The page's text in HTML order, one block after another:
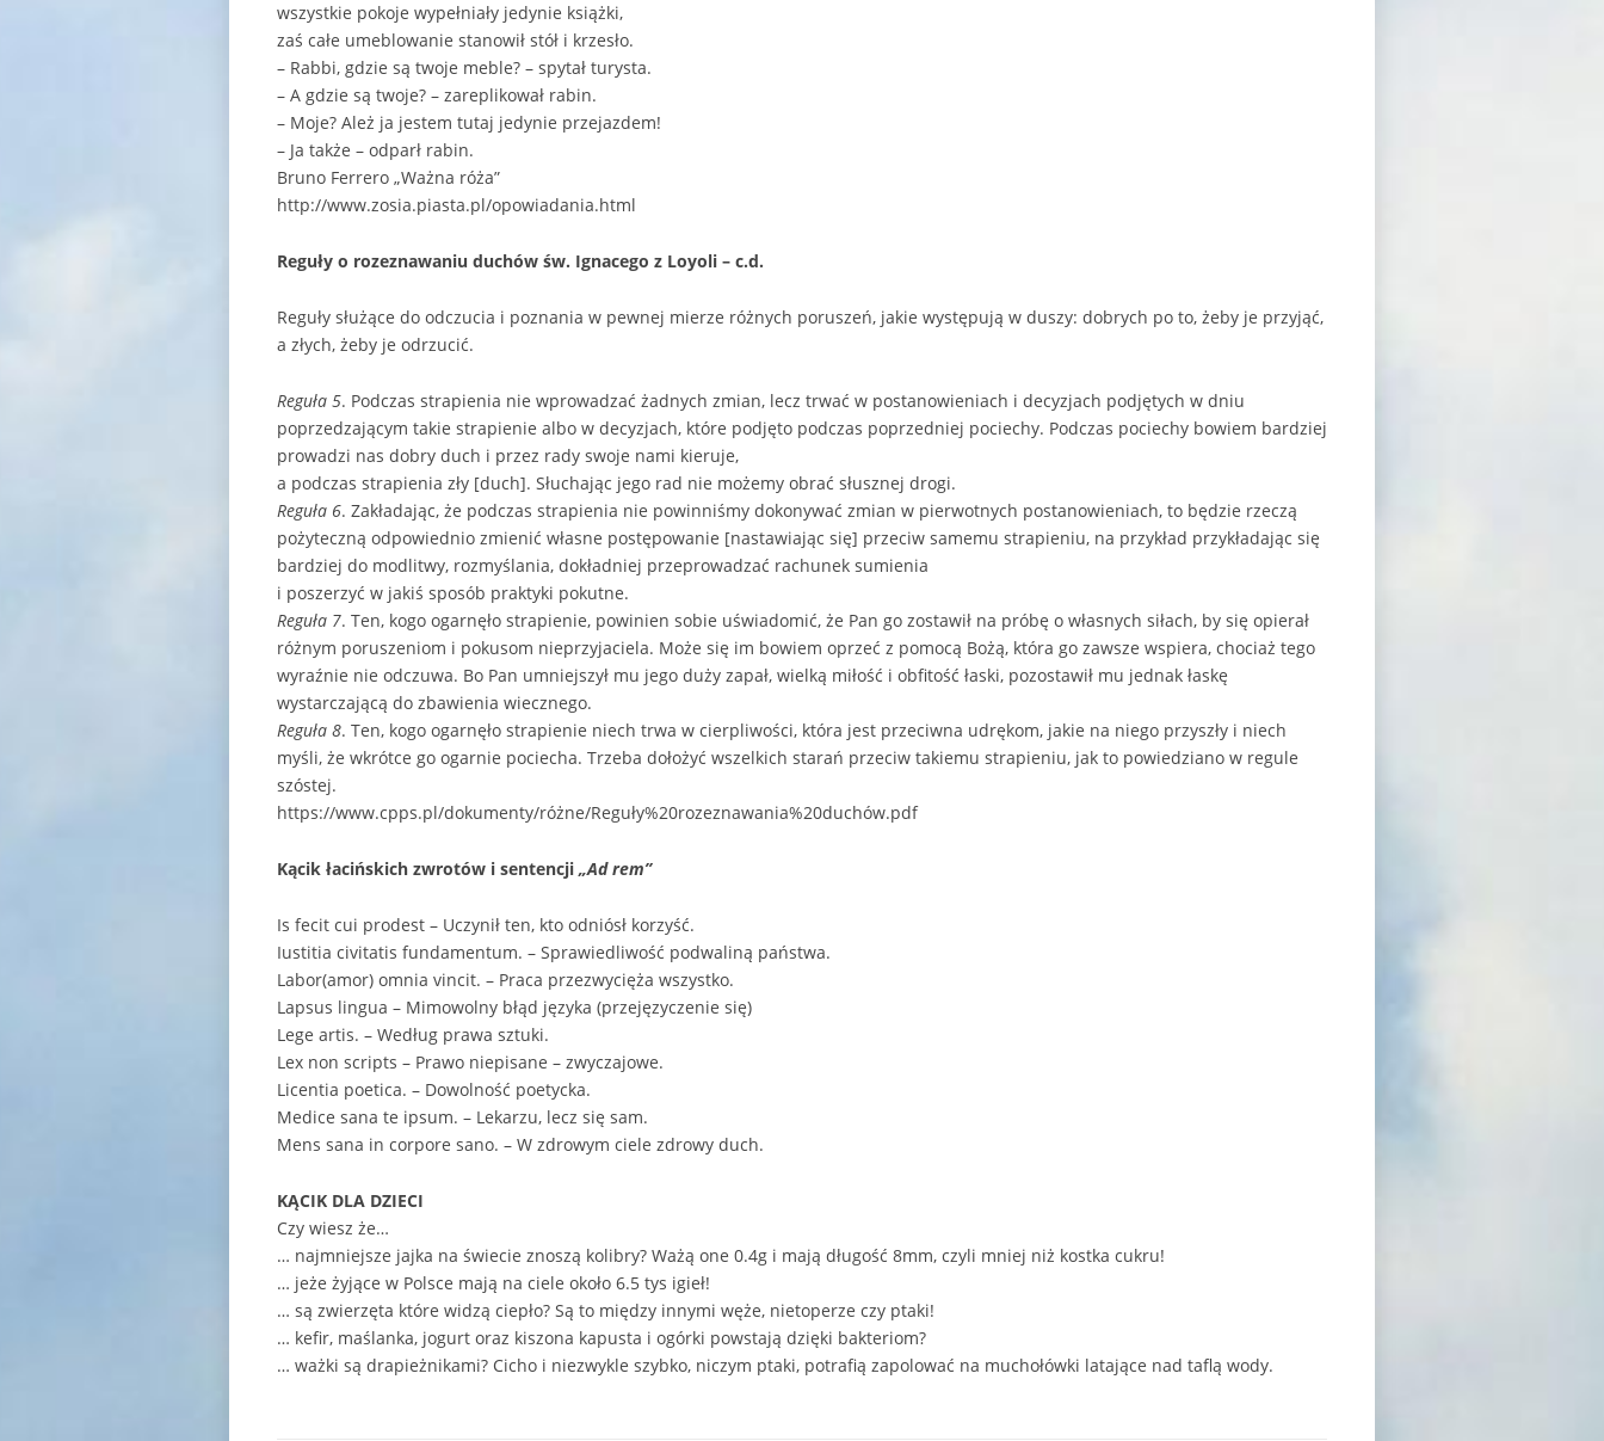
wszystkie pokoje wypełniały jedynie książki,
zaś całe umeblowanie stanowił stół i krzesło.
– Rabbi, gdzie są twoje meble? – spytał turysta.
– A gdzie są twoje? – zareplikował rabin.
– Moje? Ależ ja jestem tutaj jedynie przejazdem!
– Ja także – odparł rabin.
Bruno Ferrero „Ważna róża”
http://www.zosia.piasta.pl/opowiadania.html
Reguły o rozeznawaniu duchów św. Ignacego z Loyoli – c.d.
Reguły służące do odczucia i poznania w pewnej mierze różnych poruszeń, jakie występują w duszy: dobrych po to, żeby je przyjąć,
a złych, żeby je odrzucić.
Reguła 5. Podczas strapienia nie wprowadzać żadnych zmian, lecz trwać w postanowieniach i decyzjach podjętych w dniu
poprzedzającym takie strapienie albo w decyzjach, które podjęto podczas poprzedniej pociechy. Podczas pociechy bowiem bardziej
prowadzi nas dobry duch i przez rady swoje nami kieruje,
a podczas strapienia zły [duch]. Słuchając jego rad nie możemy obrać słusznej drogi.
Reguła 6. Zakładając, że podczas strapienia nie powinniśmy dokonywać zmian w pierwotnych postanowieniach, to będzie rzeczą
pożyteczną odpowiednio zmienić własne postępowanie [nastawiając się] przeciw samemu strapieniu, na przykład przykładając się
bardziej do modlitwy, rozmyślania, dokładniej przeprowadzać rachunek sumienia
i poszerzyć w jakiś sposób praktyki pokutne.
Reguła 7. Ten, kogo ogarnęło strapienie, powinien sobie uświadomić, że Pan go zostawił na próbę o własnych siłach, by się opierał
różnym poruszeniom i pokusom nieprzyjaciela. Może się im bowiem oprzeć z pomocą Bożą, która go zawsze wspiera, chociaż tego
wyraźnie nie odczuwa. Bo Pan umniejszył mu jego duży zapał, wielką miłość i obfitość łaski, pozostawił mu jednak łaskę
wystarczającą do zbawienia wiecznego.
Reguła 8. Ten, kogo ogarnęło strapienie niech trwa w cierpliwości, która jest przeciwna udrękom, jakie na niego przyszły i niech
myśli, że wkrótce go ogarnie pociecha. Trzeba dołożyć wszelkich starań przeciw takiemu strapieniu, jak to powiedziano w regule
szóstej.
https://www.cpps.pl/dokumenty/różne/Reguły%20rozeznawania%20duchów.pdf
Kącik łacińskich zwrotów i sentencji „Ad rem”
Is fecit cui prodest – Uczynił ten, kto odniósł korzyść.
Iustitia civitatis fundamentum. – Sprawiedliwość podwaliną państwa.
Labor(amor) omnia vincit. – Praca przezwycięża wszystko.
Lapsus lingua – Mimowolny błąd języka (przejęzyczenie się)
Lege artis. – Według prawa sztuki.
Lex non scripts – Prawo niepisane – zwyczajowe.
Licentia poetica. – Dowolność poetycka.
Medice sana te ipsum. – Lekarzu, lecz się sam.
Mens sana in corpore sano. – W zdrowym ciele zdrowy duch.
KĄCIK DLA DZIECI
Czy wiesz że…
… najmniejsze jajka na świecie znoszą kolibry? Ważą one 0.4g i mają długość 8mm, czyli mniej niż kostka cukru!
… jeże żyjące w Polsce mają na ciele około 6.5 tys igieł!
… są zwierzęta które widzą ciepło? Są to między innymi węże, nietoperze czy ptaki!
… kefir, maślanka, jogurt oraz kiszona kapusta i ogórki powstają dzięki bakteriom?
… ważki są drapieżnikami? Cicho i niezwykle szybko, niczym ptaki, potrafią zapolować na muchołówki latające nad taflą wody.